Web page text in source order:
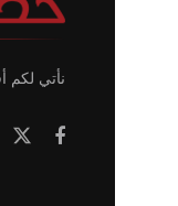
نأتي لكم